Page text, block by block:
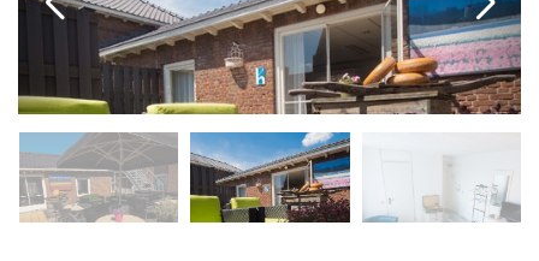
Parkeren in Doetinchem
Openbaar vervoer
Gratis Shuttle
FAQ